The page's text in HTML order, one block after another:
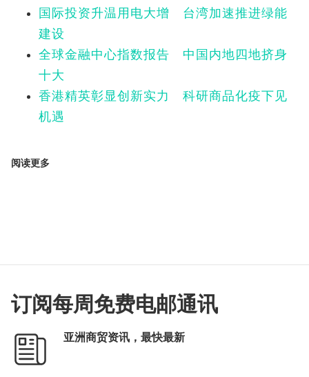
国际投资升温用电大增 台湾加速推进绿能
建设
全球金融中心指数报告 中国内地四地挤身
十大
香港精英彰显创新实力 科研商品化疫下见
机遇
阅读更多
订阅每周免费电邮通讯
亚洲商贸资讯，最快最新